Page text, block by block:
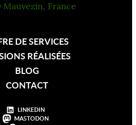
Mauvezin, France
DE SERVICES
RÉALISÉES
BLOG
CONTACT
LINKEDIN
MASTODON